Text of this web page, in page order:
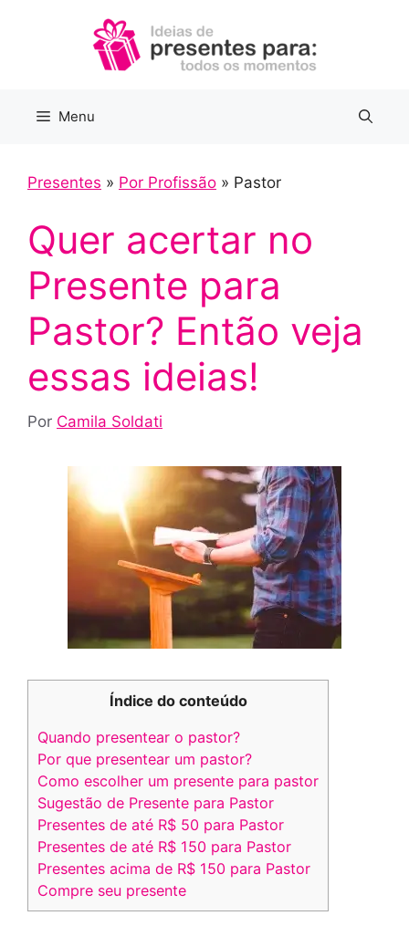
Menu
Presentes » Por Profissão » Pastor
Quer acertar no
Presente para
Pastor? Então veja
essas ideias!
Por Camila Soldati
Índice do conteúdo
Quando presentear o pastor?
Por que presentear um pastor?
Como escolher um presente para pastor
Sugestão de Presente para Pastor
Presentes de até R$ 50 para Pastor
Presentes de até R$ 150 para Pastor
Presentes acima de R$ 150 para Pastor
Compre seu presente